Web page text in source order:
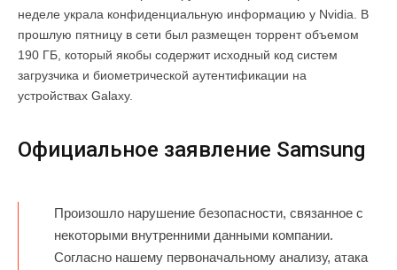
неделе украла конфиденциальную информацию у Nvidia. В
прошлую пятницу в сети был размещен торрент объемом
190 ГБ, который якобы содержит исходный код систем
загрузчика и биометрической аутентификации на
устройствах Galaxy.
Официальное заявление Samsung
Произошло нарушение безопасности, связанное с
некоторыми внутренними данными компании.
Согласно нашему первоначальному анализу, атака